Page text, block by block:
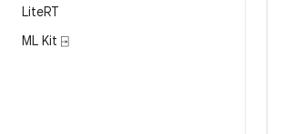
LiteRT
ML Kit ⍈